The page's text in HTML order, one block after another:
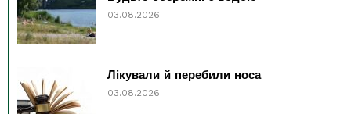
03.08.2026
Лікували й перебили носа
03.08.2026